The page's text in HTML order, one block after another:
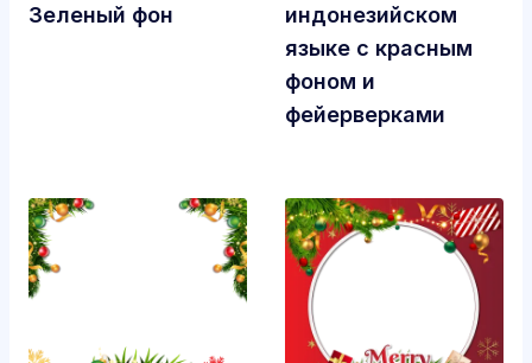
Зеленый фон
индонезийском
языке с красным
фоном и
фейерверками